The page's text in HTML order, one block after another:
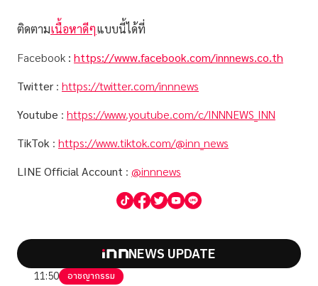
ติดตามเนื้อหาดีๆแบบนี้ได้ที่
Facebook : https://www.facebook.com/innnews.co.th
Twitter : https://twitter.com/innnews
Youtube : https://www.youtube.com/c/INNNEWS_INN
TikTok : https://www.tiktok.com/@inn_news
LINE Official Account : @innnews
NEWS UPDATE
11:50 อาชญากรรม